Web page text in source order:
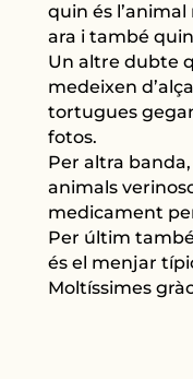
quin és
ara i també
Un altre dubte
medeixen
tortugues
fotos.
Per altra
animals
medicament
Per últim
és el menjar
Moltíssimes